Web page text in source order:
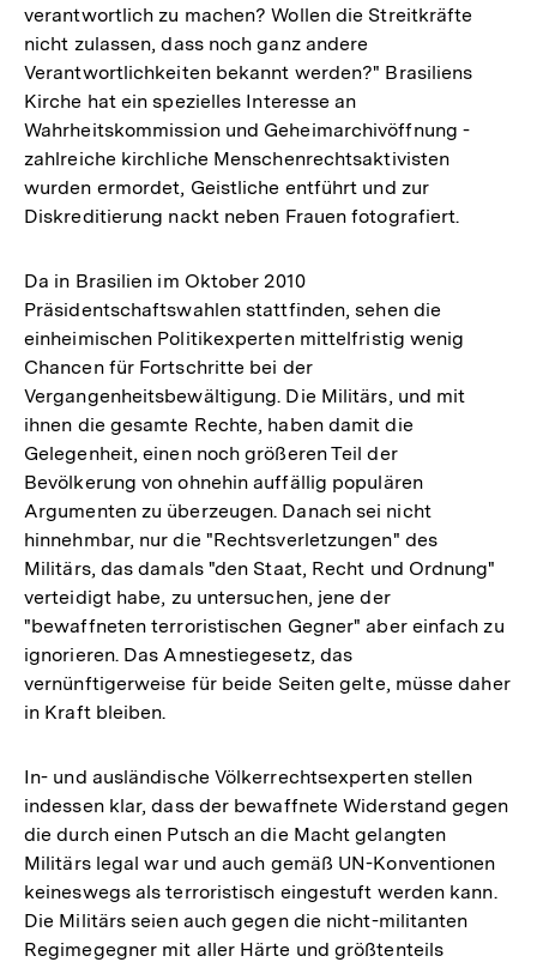
verantwortlich zu machen? Wollen die Streitkräfte
nicht zulassen, dass noch ganz andere
Verantwortlichkeiten bekannt werden?" Brasiliens
Kirche hat ein spezielles Interesse an
Wahrheitskommission und Geheimarchivöffnung -
zahlreiche kirchliche Menschenrechtsaktivisten
wurden ermordet, Geistliche entführt und zur
Diskreditierung nackt neben Frauen fotografiert.
Da in Brasilien im Oktober 2010
Präsidentschaftswahlen stattfinden, sehen die
einheimischen Politikexperten mittelfristig wenig
Chancen für Fortschritte bei der
Vergangenheitsbewältigung. Die Militärs, und mit
ihnen die gesamte Rechte, haben damit die
Gelegenheit, einen noch größeren Teil der
Bevölkerung von ohnehin auffällig populären
Argumenten zu überzeugen. Danach sei nicht
hinnehmbar, nur die "Rechtsverletzungen" des
Militärs, das damals "den Staat, Recht und Ordnung"
verteidigt habe, zu untersuchen, jene der
"bewaffneten terroristischen Gegner" aber einfach zu
ignorieren. Das Amnestiegesetz, das
vernünftigerweise für beide Seiten gelte, müsse daher
in Kraft bleiben.
In- und ausländische Völkerrechtsexperten stellen
indessen klar, dass der bewaffnete Widerstand gegen
die durch einen Putsch an die Macht gelangten
Militärs legal war und auch gemäß UN-Konventionen
keineswegs als terroristisch eingestuft werden kann.
Die Militärs seien auch gegen die nicht-militanten
Regimegegner mit aller Härte und größtenteils